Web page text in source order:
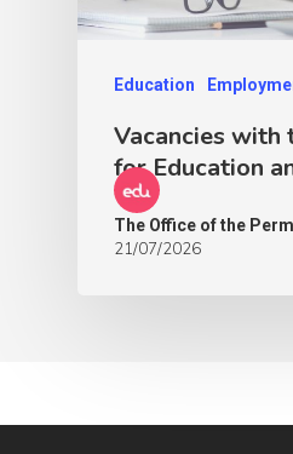
Education
Vacancies with
for Education
The Office of the
21/07/2026